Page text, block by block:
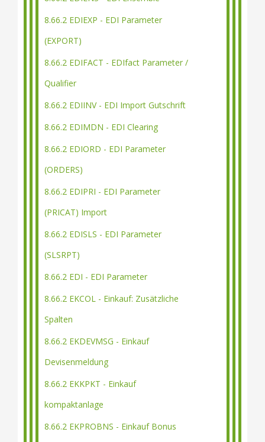
8.66.2 EDIEXP - EDI Parameter
(EXPORT)
8.66.2 EDIFACT - EDIfact Parameter /
Qualifier
8.66.2 EDIINV - EDI Import Gutschrift
8.66.2 EDIMDN - EDI Clearing
8.66.2 EDIORD - EDI Parameter
(ORDERS)
8.66.2 EDIPRI - EDI Parameter
(PRICAT) Import
8.66.2 EDISLS - EDI Parameter
(SLSRPT)
8.66.2 EDI - EDI Parameter
8.66.2 EKCOL - Einkauf: Zusätzliche
Spalten
8.66.2 EKDEVMSG - Einkauf
Devisenmeldung
8.66.2 EKKPKT - Einkauf
kompaktanlage
8.66.2 EKPROBNS - Einkauf Bonus